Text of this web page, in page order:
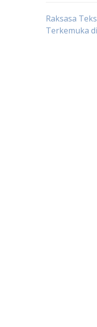
Post
Raksasa
Terkemuka